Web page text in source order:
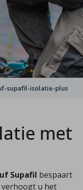
supafil-isolatie-plus
met
Supafil bespaart
u het